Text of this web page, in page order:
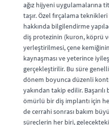
ağız hijyeni uygulamalarına
taşır. Özel fırçalama
hakkında bilgilendirme
diş protezinin (kuron, köprü
yerleştirilmesi, çene
kaynaşması ve yeterince
gerçekleştirilir. Bu süre
dönem boyunca düzenli
yakından takip edilir.
ömürlü bir diş implantı için
de cerrahi sonrası bakım
süreçlerin her biri,